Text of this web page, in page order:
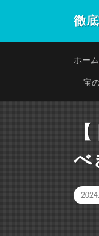
徹
ホーム
宝
べ